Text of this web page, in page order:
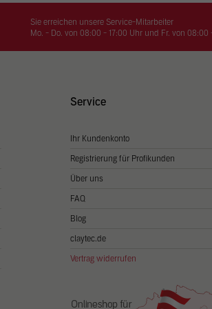
Sie erreichen unsere Service-Mitarbeiter
Mo. - Do. von 08:00 - 17:00 Uhr und Fr. von 08:00
Service
Ihr Kundenkonto
Registrierung für Profikunden
Über uns
FAQ
Blog
claytec.de
Vertrag widerrufen
Sie